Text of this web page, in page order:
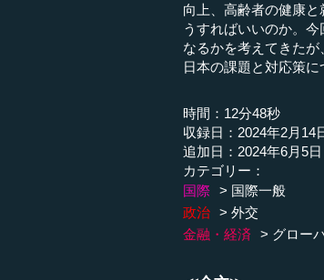
向上、高齢者の健康
うすればいいのか。
なるかを考えてきた
日本の課題と対応策に
時間：12分48秒
収録日：2024年2月14
追加日：2024年6月5日
カテゴリー：
国際
国際一般
政治
外交
金融・経済
グロー